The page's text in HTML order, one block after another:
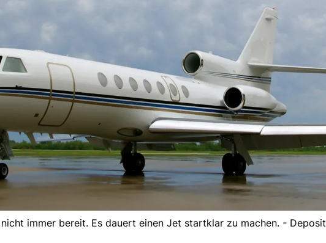
immer bereit. Es dauert einen Jet startklar zu machen. -